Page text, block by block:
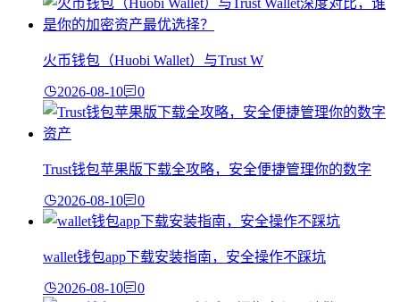
火币钱包（Huobi Wallet）与Trust W
2026-08-10 0
Trust钱包苹果版下载全攻略，安全便捷管理你的数字
2026-08-10 0
wallet钱包app下载安装指南，安全操作不踩坑
2026-08-10 0